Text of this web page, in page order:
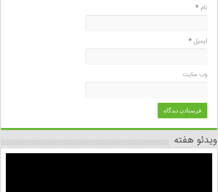
نام*
ایمیل*
وب‌ سایت
ویدئو هفته